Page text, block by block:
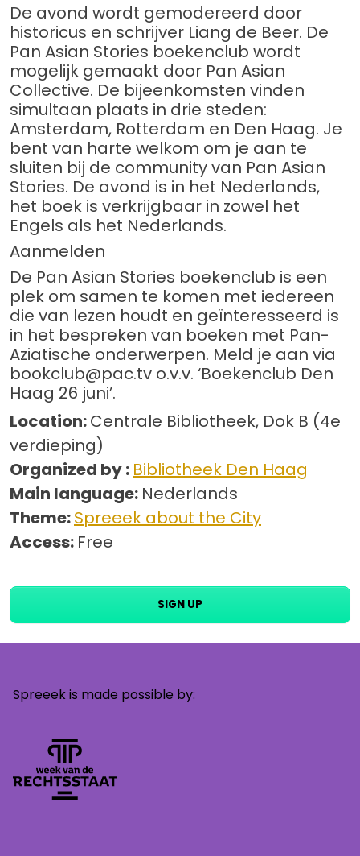
De avond wordt gemodereerd door
historicus en schrijver Liang de Beer. De
Pan Asian Stories boekenclub wordt
mogelijk gemaakt door Pan Asian
Collective. De bijeenkomsten vinden
simultaan plaats in drie steden:
Amsterdam, Rotterdam en Den Haag. Je
bent van harte welkom om je aan te
sluiten bij de community van Pan Asian
Stories. De avond is in het Nederlands,
het boek is verkrijgbaar in zowel het
Engels als het Nederlands.
Aanmelden
De Pan Asian Stories boekenclub is een
plek om samen te komen met iedereen
die van lezen houdt en geïnteresseerd is
in het bespreken van boeken met Pan-
Aziatische onderwerpen. Meld je aan via
bookclub@pac.tv o.v.v. ‘Boekenclub Den
Haag 26 juni’.
Location:Centrale Bibliotheek, Dok B (4e
verdieping)
Organized by : Bibliotheek Den Haag
Main language: Nederlands
Theme:Spreeek about the City
Access: Free
SIGN UP
Spreeek is made possible by: